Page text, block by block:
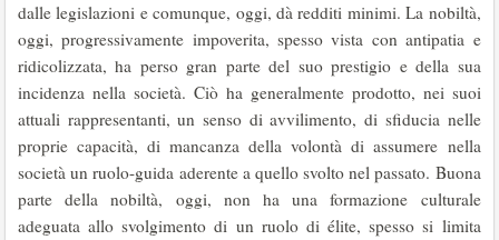
dalle legislazioni e comunque, oggi, dà redditi minimi. La nobiltà,
oggi, progressivamente impoverita, spesso vista con antipatia e
ridicolizzata, ha perso gran parte del suo prestigio e della sua
incidenza nella società. Ciò ha generalmente prodotto, nei suoi
attuali rappresentanti, un senso di avvilimento, di sfiducia nelle
proprie capacità, di mancanza della volontà di as­sumere nella
società un ruolo-guida aderente a quello svolto nel passato. Buona
parte della nobiltà, oggi, non ha una formazione culturale
adeguata allo svolgimento di un ruolo di élite, spesso si limita